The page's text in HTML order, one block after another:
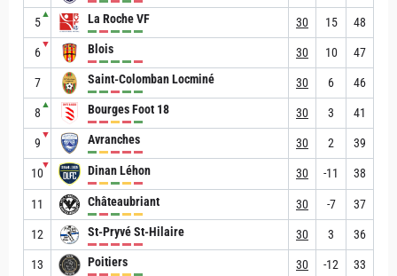
5
▲ La Roche VF 30 15 48
6
▼ Blois 30 10 47
7 Saint-Colomban Locminé 30 6 46
8
▲ Bourges Foot 18 30 3 41
9
▼ Avranches 30 2 39
10
▼ Dinan Léhon 30 -11 38
11 Châteaubriant 30 -7 37
12 St-Pryvé St-Hilaire 30 3 36
13 Poitiers 30 -12 33